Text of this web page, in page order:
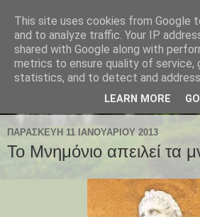
ΠΑΡΑΣΚΕΥΉ 11 ΙΑΝΟΥΑΡΊΟΥ 2013
Το Μνημόνιο απειλεί τα
This site uses cookies from Google
and to analyze traffic. Your IP
shared with Google along with
metrics to ensure quality of service,
statistics, and to detect and
LEARN MORE